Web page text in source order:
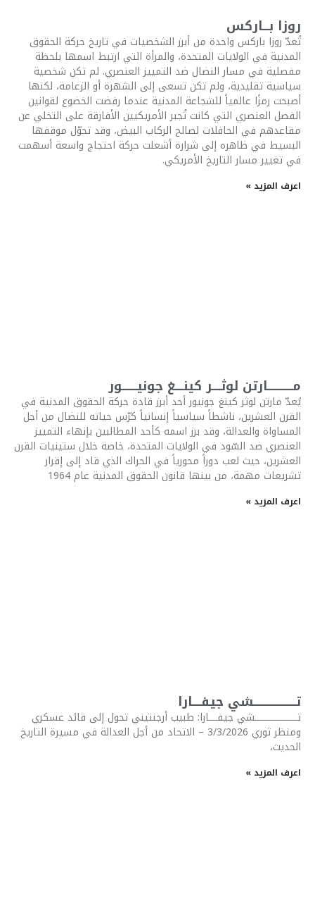
روزا بـــاركس
تُعدّ روزا باركس واحدة من أبرز الشخصيات في تاريخ حركة الحقوق
المدنية في الولايات المتحدة، والمرأة التي ارتبط اسمها بلحظة
مفصلية في مسار النضال ضد التمييز العنصري. لم تكن شخصية
سياسية تقليدية، ولم تكن تسعى إلى الشهرة أو الزعامة، لكنها
أصبحت رمزًا عالمياً للشجاعة المدنية عندما رفضت الخضوع لقوانين
الفصل العنصري التي كانت تُجبر الأمريكيين الأفارقة على التخلي عن
مقاعدهم في الحافلات لصالح الركاب البيض، وقد تحوّل موقفها
البسيط في ظاهره إلى شرارة أشعلت حركة احتجاج واسعة أسهمت
في تغيير مسار التاريخ الأمريكي.
اعرف المزيد »
مــــــــــــارتن لوثــــر كينــــغ جونيـــــــور
يُعدّ مارتن لوثر كينغ جونيور أحد أبرز قادة حركة الحقوق المدنية في
القرن العشرين، ناشطاً سياسياً إنسانياً كرّس حياته للنضال من أجل
المساواة والعدالة، وقد برز اسمه كأحد المطالبين بإنهاء التمييز
العنصري ضد السّود في الولايات المتحدة، خاصة خلال ستينيات القرن
العشرين، حيث لعب دوراً محورياً في الحراك الذي قاد إلى إقرار
تشريعات مهمة، من بينها قانون الحقوق المدنية عام 1964
اعرف المزيد »
تــــــــــــــــــــشي جيفــــارا
تــــــــــــــــــــشي جيفــــارا: طبيب أرجنتيني تحول إلى قائد عسكري
ومنظر ثوري 3/3/2026 – الاتحاد من أجل العدالة في مسيرة التاريخ
الحديث،
اعرف المزيد »